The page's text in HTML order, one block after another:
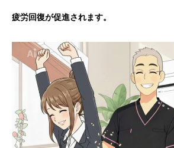
疲労回復が促進されます。